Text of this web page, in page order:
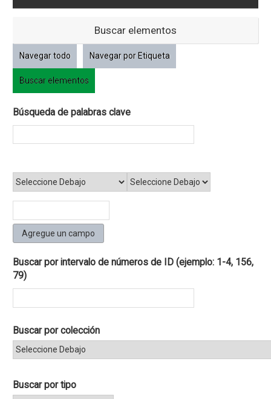
Buscar elementos
Navegar todo Navegar por Etiqueta
Buscar elementos
Búsqueda de palabras clave
Agregue un campo
Buscar por intervalo de números de ID (ejemplo: 1-4, 156,
79)
Buscar por colección
Buscar por tipo